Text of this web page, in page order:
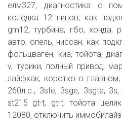
елм327, диагностика с
колодка 12 пинов, как
gm12, турбина, гбо, хонда,
авто, опель, ниссан, как
фольцваген, киа, тойота,
v, турики, полный привод,
лайфхак, коротко о
260л.с., 3sfe, 3sge, 3sgte,
st215 gt-t, gt-t, тойота
12080, отключить